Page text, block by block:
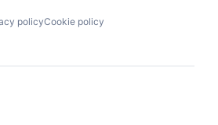
policyCookie policy